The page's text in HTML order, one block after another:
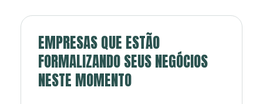
EMPRESAS QUE ESTÃO
FORMALIZANDO SEUS NEGÓCIOS
NESTE MOMENTO